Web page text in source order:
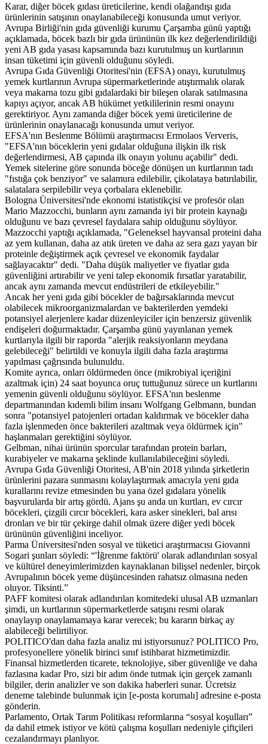
Karar, diğer böcek gıdası üreticilerine, kendi olağandışı gıda
ürünlerinin satışının onaylanabileceği konusunda umut veriyor.
Avrupa Birliği'nin gıda güvenliği kurumu Çarşamba günü yaptığı
açıklamada, böcek bazlı bir gıda ürününün ilk kez değerlendirildiği
yeni AB gıda yasası kapsamında bazı kurutulmuş un kurtlarının
insan tüketimi için güvenli olduğunu söyledi.
Avrupa Gıda Güvenliği Otoritesi'nin (EFSA) onayı, kurutulmuş
yemek kurtlarının Avrupa süpermarketlerinde atıştırmalık olarak
veya makarna tozu gibi gıdalardaki bir bileşen olarak satılmasına
kapıyı açıyor, ancak AB hükümet yetkililerinin resmi onayını
gerektiriyor. Aynı zamanda diğer böcek yemi üreticilerine de
ürünlerinin onaylanacağı konusunda umut veriyor.
EFSA'nın Beslenme Bölümü araştırmacısı Ermolaos Ververis,
"EFSA'nın böceklerin yeni gıdalar olduğuna ilişkin ilk risk
değerlendirmesi, AB çapında ilk onayın yolunu açabilir" dedi.
Yemek sitelerine göre sonunda böceğe dönüşen un kurtlarının tadı
"fıstığa çok benziyor" ve salamura edilebilir, çikolataya batırılabilir,
salatalara serpilebilir veya çorbalara eklenebilir.
Bologna Üniversitesi'nde ekonomi istatistikçisi ve profesör olan
Mario Mazzocchi, bunların aynı zamanda iyi bir protein kaynağı
olduğunu ve bazı çevresel faydalara sahip olduğunu söylüyor.
Mazzocchi yaptığı açıklamada, "Geleneksel hayvansal proteini daha
az yem kullanan, daha az atık üreten ve daha az sera gazı yayan bir
proteinle değiştirmek açık çevresel ve ekonomik faydalar
sağlayacaktır" dedi. "Daha düşük maliyetler ve fiyatlar gıda
güvenliğini artırabilir ve yeni talep ekonomik fırsatlar yaratabilir,
ancak aynı zamanda mevcut endüstrileri de etkileyebilir."
Ancak her yeni gıda gibi böcekler de bağırsaklarında mevcut
olabilecek mikroorganizmalardan ve bakterilerden yemdeki
potansiyel alerjenlere kadar düzenleyiciler için benzersiz güvenlik
endişeleri doğurmaktadır. Çarşamba günü yayınlanan yemek
kurtlarıyla ilgili bir raporda "alerjik reaksiyonların meydana
gelebileceği" belirtildi ve konuyla ilgili daha fazla araştırma
yapılması çağrısında bulunuldu.
Komite ayrıca, onları öldürmeden önce (mikrobiyal içeriğini
azaltmak için) 24 saat boyunca oruç tuttuğunuz sürece un kurtlarını
yemenin güvenli olduğunu söylüyor. EFSA'nın beslenme
departmanından kıdemli bilim insanı Wolfgang Gelbmann, bundan
sonra "potansiyel patojenleri ortadan kaldırmak ve böcekler daha
fazla işlenmeden önce bakterileri azaltmak veya öldürmek için"
haşlanmaları gerektiğini söylüyor.
Gelbman, nihai ürünün sporcular tarafından protein barları,
kurabiyeler ve makarna şeklinde kullanılabileceğini söyledi.
Avrupa Gıda Güvenliği Otoritesi, AB'nin 2018 yılında şirketlerin
ürünlerini pazara sunmasını kolaylaştırmak amacıyla yeni gıda
kurallarını revize etmesinden bu yana özel gıdalara yönelik
başvurularda bir artış gördü. Ajans şu anda un kurtları, ev cırcır
böcekleri, çizgili cırcır böcekleri, kara asker sinekleri, bal arısı
dronları ve bir tür çekirge dahil olmak üzere diğer yedi böcek
ürününün güvenliğini inceliyor.
Parma Üniversitesi'nden sosyal ve tüketici araştırmacısı Giovanni
Sogari şunları söyledi: “'İğrenme faktörü' olarak adlandırılan sosyal
ve kültürel deneyimlerimizden kaynaklanan bilişsel nedenler, birçok
Avrupalının böcek yeme düşüncesinden rahatsız olmasına neden
oluyor. Tiksinti.”
PAFF komitesi olarak adlandırılan komitedeki ulusal AB uzmanları
şimdi, un kurtlarının süpermarketlerde satışını resmi olarak
onaylayıp onaylamamaya karar verecek; bu kararın birkaç ay
alabileceği belirtiliyor.
POLITICO'dan daha fazla analiz mi istiyorsunuz? POLITICO Pro,
profesyonellere yönelik birinci sınıf istihbarat hizmetimizdir.
Finansal hizmetlerden ticarete, teknolojiye, siber güvenliğe ve daha
fazlasına kadar Pro, sizi bir adım önde tutmak için gerçek zamanlı
bilgiler, derin analizler ve son dakika haberleri sunar. Ücretsiz
deneme talebinde bulunmak için [e-posta korumalı] adresine e-posta
gönderin.
Parlamento, Ortak Tarım Politikası reformlarına “sosyal koşulları”
da dahil etmek istiyor ve kötü çalışma koşulları nedeniyle çiftçileri
cezalandırmayı planlıyor.